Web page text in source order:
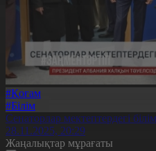
#Қоғам
#Білім
Сенаторлар мектептердегі
28.11.2025, 20:29
Жаңалықтар мұрағаты